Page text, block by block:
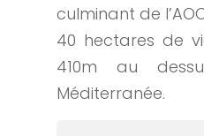
culminant de
40 hectares de
410m au
Méditerranée.